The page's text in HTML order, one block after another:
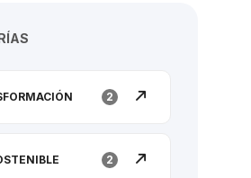
2
2